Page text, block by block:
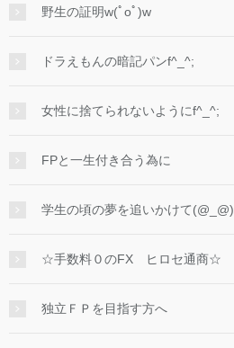
野生の証明w(ﾟoﾟ)w
ドラえもんの暗記パンf^_^;
女性に捨てられないようにf^_^;
FPと一生付き合う為に
学生の頃の夢を追いかけて(@_@)
☆手数料０のFX ヒロセ通商☆
独立ＦＰを目指す方へ